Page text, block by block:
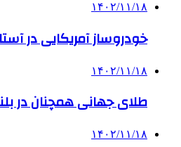
۱۴۰۲/۱۱/۱۸
خودروساز آمریکایی در
۱۴۰۲/۱۱/۱۸
طلای جهانی همچنان در
۱۴۰۲/۱۱/۱۸